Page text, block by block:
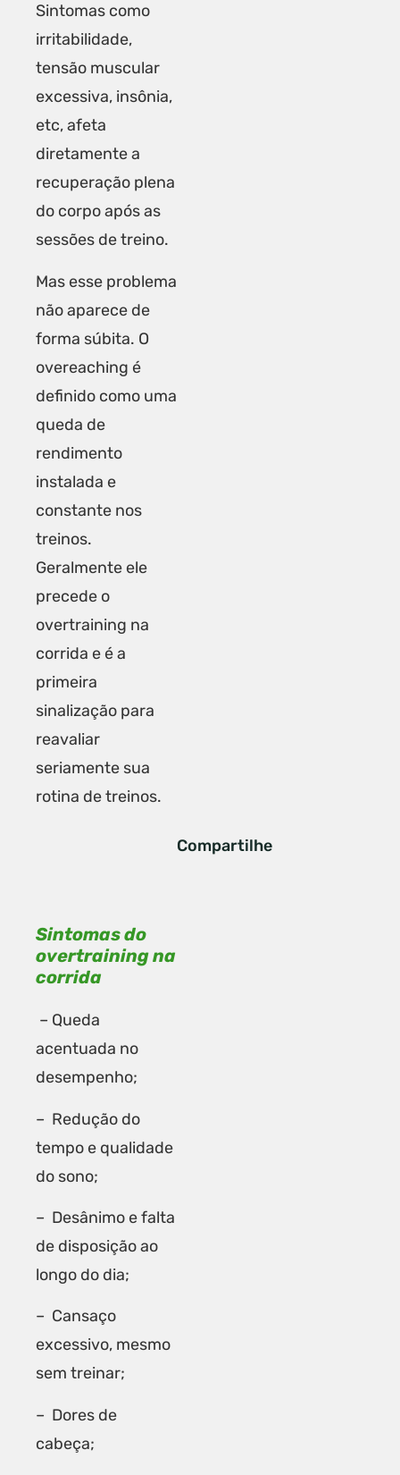
Sintomas como
irritabilidade,
tensão muscular
excessiva, insônia,
etc, afeta
diretamente a
recuperação plena
do corpo após as
sessões de treino.
Mas esse problema
não aparece de
forma súbita. O
overeaching é
definido como uma
queda de
rendimento
instalada e
constante nos
treinos.
Geralmente ele
precede o
overtraining na
corrida e é a
primeira
sinalização para
reavaliar
seriamente sua
rotina de treinos.
Sintomas do
overtraining na
corrida
– Queda
acentuada no
desempenho;
– Redução do
tempo e qualidade
do sono;
– Desânimo e falta
de disposição ao
longo do dia;
– Cansaço
excessivo, mesmo
sem treinar;
– Dores de
cabeça;
Compartilhe